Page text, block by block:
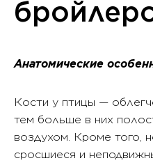
Анатомические
Кости у птицы —
тем больше в них
воздухом. Кроме того,
сросшиеся и